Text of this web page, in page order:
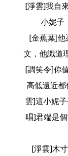
[淨雲]我自
小妮子
[金蕉葉]他
文，他識道
[調笑令]你
高低遠近
雲]這小妮
唱]君端是個
[淨雲]木